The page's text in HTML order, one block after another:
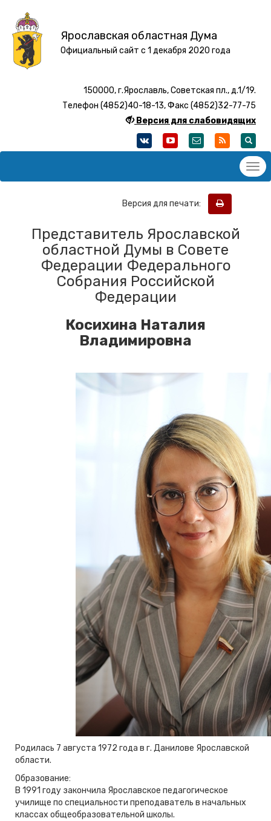
Ярославская областная Дума
Официальный сайт с 1 декабря 2020 года
150000, г.Ярославль, Советская пл., д.1/19.
Телефон (4852)40-18-13, Факс (4852)32-77-75
Версия для слабовидящих
Версия для печати:
Представитель Ярославской
областной Думы в Совете
Федерации Федерального
Собрания Российской
Федерации
Косихина Наталия
Владимировна
Родилась 7 августа 1972 года в г. Данилове Ярославской
области.
Образование:
В 1991 году закончила Ярославское педагогическое
училище по специальности преподаватель в начальных
классах общеобразовательной школы.